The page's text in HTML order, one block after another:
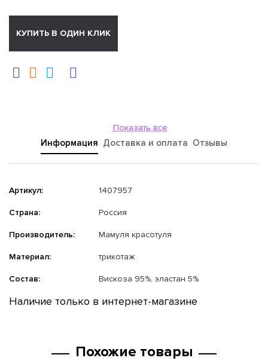
КУПИТЬ В ОДИН КЛИК
Показать все
Информация Доставка и оплата Отзывы
Артикул: 1407957
Страна: Россия
Производитель: Мамуля красотуля
Материал: трикотаж
Состав: Вискоза 95%, эластан 5%
Наличие только в интернет-магазине
Похожие товары